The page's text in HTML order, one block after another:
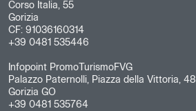
Corso Italia, 55
Gorizia
CF: 91036160314
+39 0481 535446
Infopoint PromoTurismoFVG
Palazzo Paternolli, Piazza della Vittoria, 48
Gorizia GO
+39 0481 535764